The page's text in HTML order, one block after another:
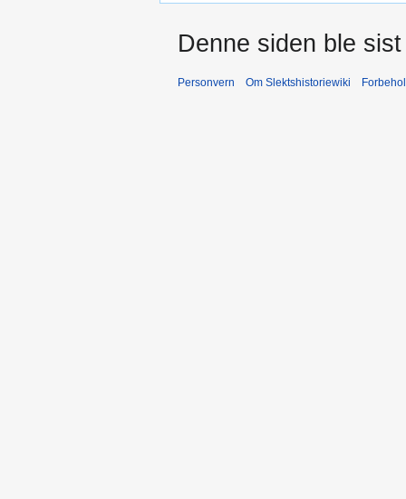
Denne siden ble
Personvern Om Slektshistoriewiki